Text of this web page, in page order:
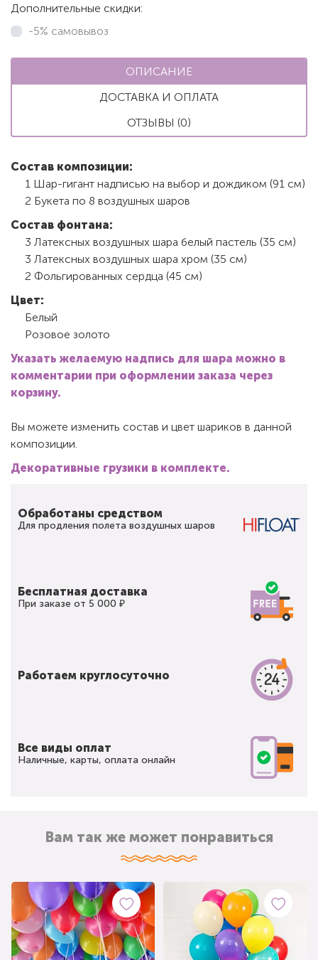
Дополнительные скидки:
-5% самовывоз
ОПИСАНИЕ
ДОСТАВКА И ОПЛАТА
ОТЗЫВЫ (0)
Состав композиции:
1 Шар-гигант надписью на выбор и дождиком (91 см)
2 Букета по 8 воздушных шаров
Состав фонтана:
3 Латексных воздушных шара белый пастель (35 см)
3 Латексных воздушных шара хром (35 см)
2 Фольгированных сердца (45 см)
Цвет:
Белый
Розовое золото
Указать желаемую надпись для шара можно в
комментарии при оформлении заказа через
корзину.
Вы можете изменить состав и цвет шариков в данной
композиции.
Декоративные грузики в комплекте.
Обработаны средством
Для продления полета воздушных шаров
Бесплатная доставка
При заказе от 5 000 ₽
Работаем круглосуточно
Все виды оплат
Наличные, карты, оплата онлайн
Вам так же может понравиться